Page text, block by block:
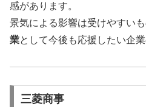
感があります。
景気による影響は受けやすいも
業として今後も応援したい企業
三菱商事